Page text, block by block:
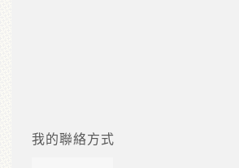
我的聯絡方式